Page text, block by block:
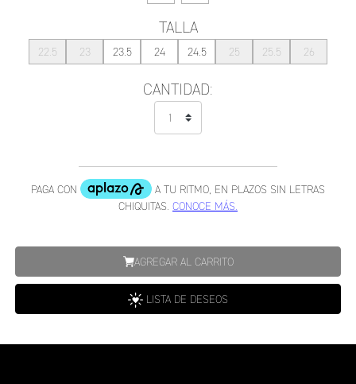
TALLA
22.5 23 23.5 24 24.5 25 25.5 26
CANTIDAD:
AGREGAR AL CARRITO
LISTA DE DESEOS